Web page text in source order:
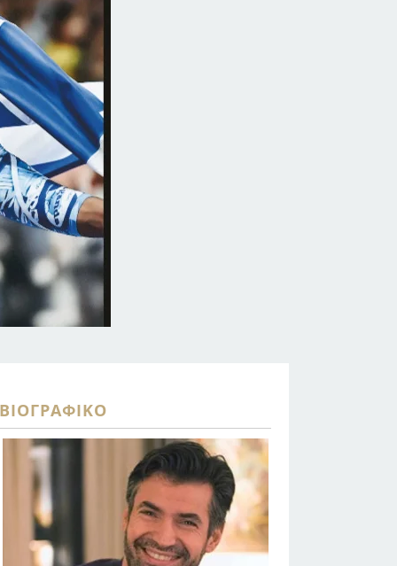
ΒΙΟΓΡΑΦΙΚΌ